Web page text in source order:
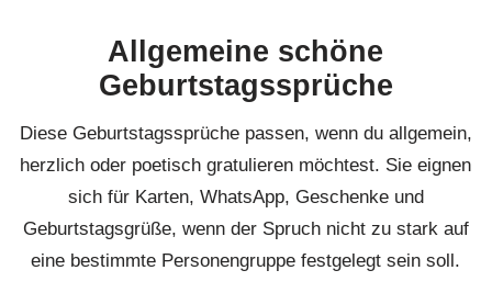
Allgemeine schöne
Geburtstagssprüche
Diese Geburtstagssprüche passen, wenn du allgemein,
herzlich oder poetisch gratulieren möchtest. Sie eignen
sich für Karten, WhatsApp, Geschenke und
Geburtstagsgrüße, wenn der Spruch nicht zu stark auf
eine bestimmte Personengruppe festgelegt sein soll.